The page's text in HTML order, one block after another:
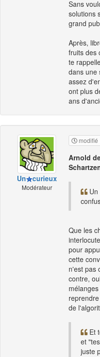
Sans
solutions
grand
Après,
fruits des
te
dans une
assez
ont plus
ans
Un curieux
Modérateur
modifié
Arnold
Que les
pour
cette
n'est pas
contre,
de
Et
et
juste